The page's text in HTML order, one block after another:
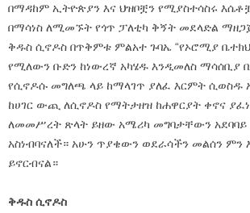
በማዳከም ኢትዮጵያን እና ህዝቦቿን የሚያስተሳስሩ
በማሳነስ ለሚመኙት የጎጥ ፓለቲካ ቅኝት መደላድል
ቅዱስ ሲኖዶስ በጥቅምቱ ምልአተ ጉባኤ “የኦሮሚያ
የሚለውን ቡድን ከነውረኛ አካሄዱ እንዲመለስ ማሳሰቢያ
የሲኖዶሱ መግለጫ ላይ ከማላገጥ ያለፈ እርምት ሲወስዱ
ከሀገር ውጪ ለሲኖዶስ የማትታዘዝ ከሐዋርያት ቀኖና
ለመመሥረት ጽላት ይዘው አሜሪካ መግባታቸውን
አስነብባናለች። አሁን ጥያቄውን ወደራሳችን መልሰን ምን
ይኖርብናል።
ቅዱስ ሲኖዶስ